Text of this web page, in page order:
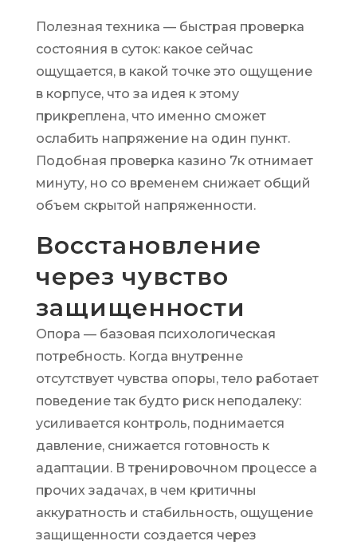
Полезная техника — быстрая проверка
состояния в суток: какое сейчас
ощущается, в какой точке это ощущение
в корпусе, что за идея к этому
прикреплена, что именно сможет
ослабить напряжение на один пункт.
Подобная проверка казино 7к отнимает
минуту, но со временем снижает общий
объем скрытой напряженности.
Восстановление
через чувство
защищенности
Опора — базовая психологическая
потребность. Когда внутренне
отсутствует чувства опоры, тело работает
поведение так будто риск неподалеку:
усиливается контроль, поднимается
давление, снижается готовность к
адаптации. В тренировочном процессе а
прочих задачах, в чем критичны
аккуратность и стабильность, ощущение
защищенности создается через